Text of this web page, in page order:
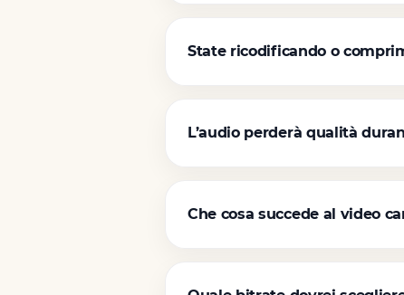
State ricodificando o
L’audio perderà qualità
Che cosa succede al video